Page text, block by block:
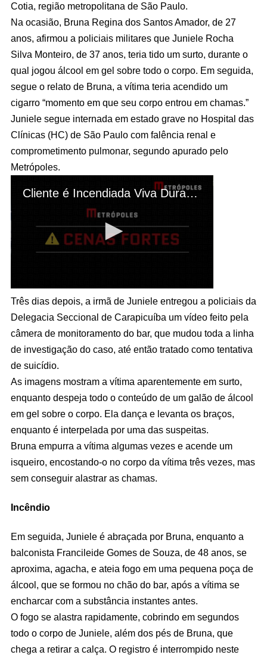
Cotia, região metropolitana de São Paulo.
Na ocasião, Bruna Regina dos Santos Amador, de 27
anos, afirmou a policiais militares que Juniele Rocha
Silva Monteiro, de 37 anos, teria tido um surto, durante o
qual jogou álcool em gel sobre todo o corpo. Em seguida,
segue o relato de Bruna, a vítima teria acendido um
cigarro “momento em que seu corpo entrou em chamas.”
Juniele segue internada em estado grave no Hospital das
Clínicas (HC) de São Paulo com falência renal e
comprometimento pulmonar, segundo apurado pelo
Metrópoles.
Três dias depois, a irmã de Juniele entregou a policiais da
Delegacia Seccional de Carapicuíba um vídeo feito pela
câmera de monitoramento do bar, que mudou toda a linha
de investigação do caso, até então tratado como tentativa
de suicídio.
As imagens mostram a vítima aparentemente em surto,
enquanto despeja todo o conteúdo de um galão de álcool
em gel sobre o corpo. Ela dança e levanta os braços,
enquanto é interpelada por uma das suspeitas.
Bruna empurra a vítima algumas vezes e acende um
isqueiro, encostando-o no corpo da vítima três vezes, mas
sem conseguir alastrar as chamas.
Incêndio
Em seguida, Juniele é abraçada por Bruna, enquanto a
balconista Francileide Gomes de Souza, de 48 anos, se
aproxima, agacha, e ateia fogo em uma pequena poça de
álcool, que se formou no chão do bar, após a vítima se
encharcar com a substância instantes antes.
O fogo se alastra rapidamente, cobrindo em segundos
todo o corpo de Juniele, além dos pés de Bruna, que
chega a retirar a calça. O registro é interrompido neste